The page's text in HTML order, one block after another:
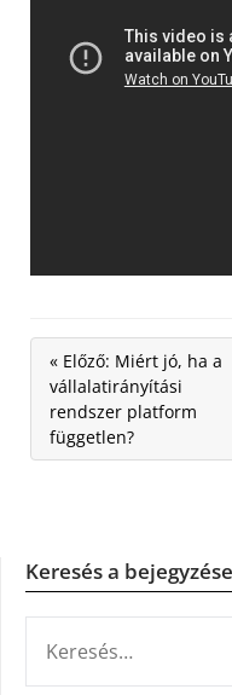
« Előző: Miért jó, ha a
vállalatirányítási
rendszer platform
független?
Keresés a